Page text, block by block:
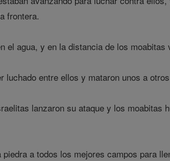
frontera.
el agua, y en la distancia de los
entre ellos y mataron unos a
lanzaron su ataque y los moabitas
a todos los mejores campos para